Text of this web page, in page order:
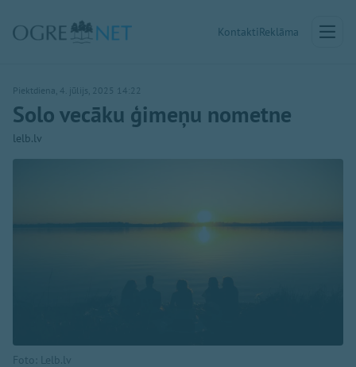
KontaktiReklāma
Piektdiena, 4. jūlijs, 2025 14:22
Solo vecāku ģimeņu nometne
lelb.lv
Foto: Lelb.lv